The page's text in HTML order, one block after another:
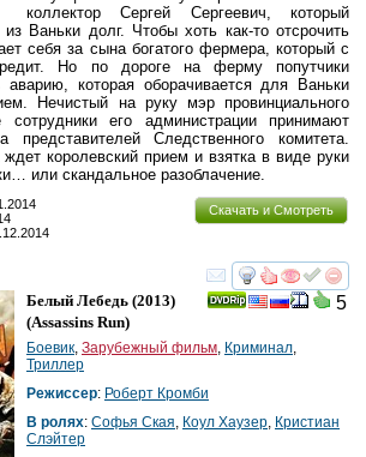
коллектор Сергей Сергеевич, который
Ваньки долг. Чтобы хоть как-то отсрочить
себя за сына богатого фермера, который с
Но по дороге на ферму попутчики
которая оборачивается для Ваньки
Нечистый на руку мэр провинциального
сотрудники его администрации принимают
представителей Следственного комитета.
королевский прием и взятка в виде руки
или скандальное разоблачение.
Скачать и Смотреть
смотреть
5
Белый Лебедь (2013)
(Assassins Run)
Боевик, Зарубежный фильм, Криминал,
Триллер
Режиссер: Роберт Кромби
В ролях: Софья Ская, Коул Хаузер, Кристиан
Слэйтер